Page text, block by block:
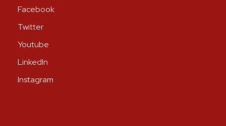
Facebook
Twitter
Youtube
LinkedIn
Instagram